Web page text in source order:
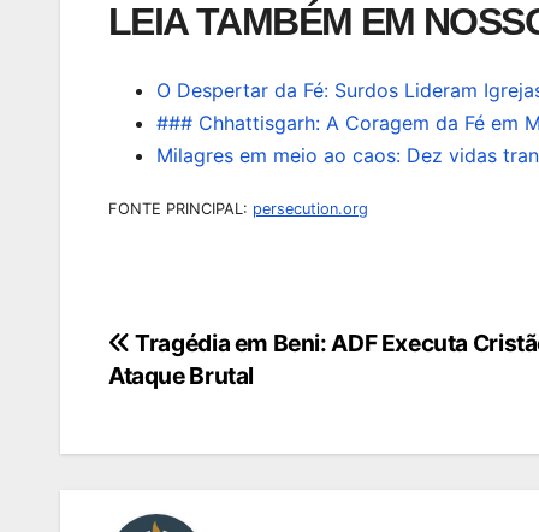
LEIA TAMBÉM EM
O Despertar da Fé: Surdos Lideram
### Chhattisgarh: A Coragem da Fé em
Milagres em meio ao caos: Dez vidas
FONTE PRINCIPAL: persecution.org
Navegação
Post
Tragédia em Beni: ADF Executa
Ataque Brutal